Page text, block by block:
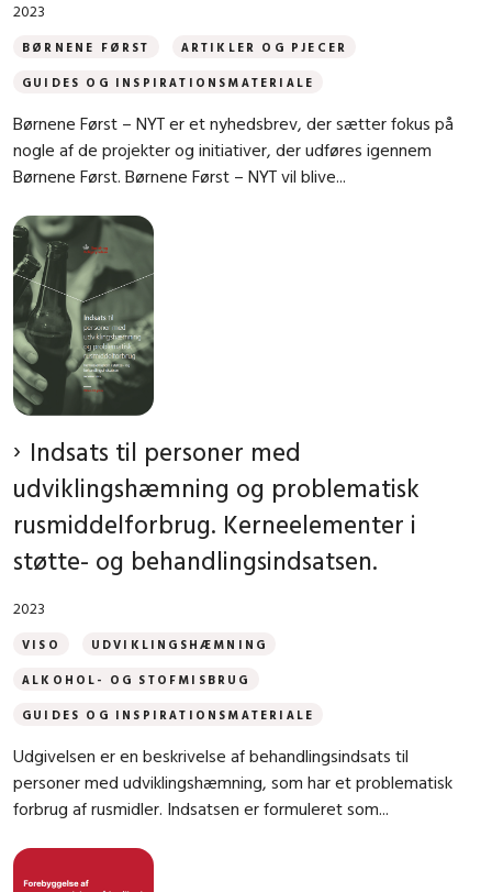
2023
BØRNENE FØRST ARTIKLER OG PJECER
GUIDES OG INSPIRATIONSMATERIALE
Børnene Først – NYT er et nyhedsbrev, der sætter fokus på
nogle af de projekter og initiativer, der udføres igennem
Børnene Først. Børnene Først – NYT vil blive...
Indsats til personer med
udviklingshæmning og problematisk
rusmiddelforbrug. Kerneelementer i
støtte- og behandlingsindsatsen.
2023
VISO UDVIKLINGSHÆMNING
ALKOHOL- OG STOFMISBRUG
GUIDES OG INSPIRATIONSMATERIALE
Udgivelsen er en beskrivelse af behandlingsindsats til
personer med udviklingshæmning, som har et problematisk
forbrug af rusmidler. Indsatsen er formuleret som...